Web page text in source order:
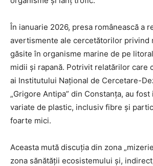
În ianuarie 2026, presa românească a
avertismente ale cercetătorilor privind
găsite în organisme marine de pe
midii și rapană. Potrivit relatărilor care
ai Institutului Național de Cercetare-
„Grigore Antipa” din Constanța, au
variate de plastic, inclusiv fibre și
foarte mici.
Aceasta mută discuția din zona
zona sănătății ecosistemului și,